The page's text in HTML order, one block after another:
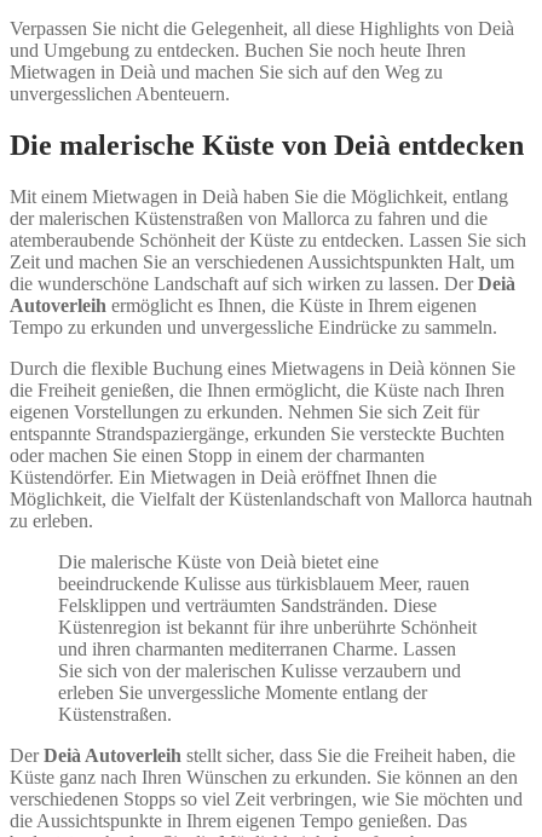
Verpassen Sie nicht die Gelegenheit, all diese Highlights von Deià
und Umgebung zu entdecken. Buchen Sie noch heute Ihren
Mietwagen in Deià und machen Sie sich auf den Weg zu
unvergesslichen Abenteuern.
Die malerische Küste von Deià entdecken
Mit einem Mietwagen in Deià haben Sie die Möglichkeit, entlang
der malerischen Küstenstraßen von Mallorca zu fahren und die
atemberaubende Schönheit der Küste zu entdecken. Lassen Sie sich
Zeit und machen Sie an verschiedenen Aussichtspunkten Halt, um
die wunderschöne Landschaft auf sich wirken zu lassen. DerDeià
Autoverleih ermöglicht es Ihnen, die Küste in Ihrem eigenen
Tempo zu erkunden und unvergessliche Eindrücke zu sammeln.
Durch die flexible Buchung eines Mietwagens in Deià können Sie
die Freiheit genießen, die Ihnen ermöglicht, die Küste nach Ihren
eigenen Vorstellungen zu erkunden. Nehmen Sie sich Zeit für
entspannte Strandspaziergänge, erkunden Sie versteckte Buchten
oder machen Sie einen Stopp in einem der charmanten
Küstendörfer. Ein Mietwagen in Deià eröffnet Ihnen die
Möglichkeit, die Vielfalt der Küstenlandschaft von Mallorca hautnah
zu erleben.
Die malerische Küste von Deià bietet eine
beeindruckende Kulisse aus türkisblauem Meer, rauen
Felsklippen und verträumten Sandstränden. Diese
Küstenregion ist bekannt für ihre unberührte Schönheit
und ihren charmanten mediterranen Charme. Lassen
Sie sich von der malerischen Kulisse verzaubern und
erleben Sie unvergessliche Momente entlang der
Küstenstraßen.
DerDeià Autoverleih stellt sicher, dass Sie die Freiheit haben, die
Küste ganz nach Ihren Wünschen zu erkunden. Sie können an den
verschiedenen Stopps so viel Zeit verbringen, wie Sie möchten und
die Aussichtspunkte in Ihrem eigenen Tempo genießen. Das